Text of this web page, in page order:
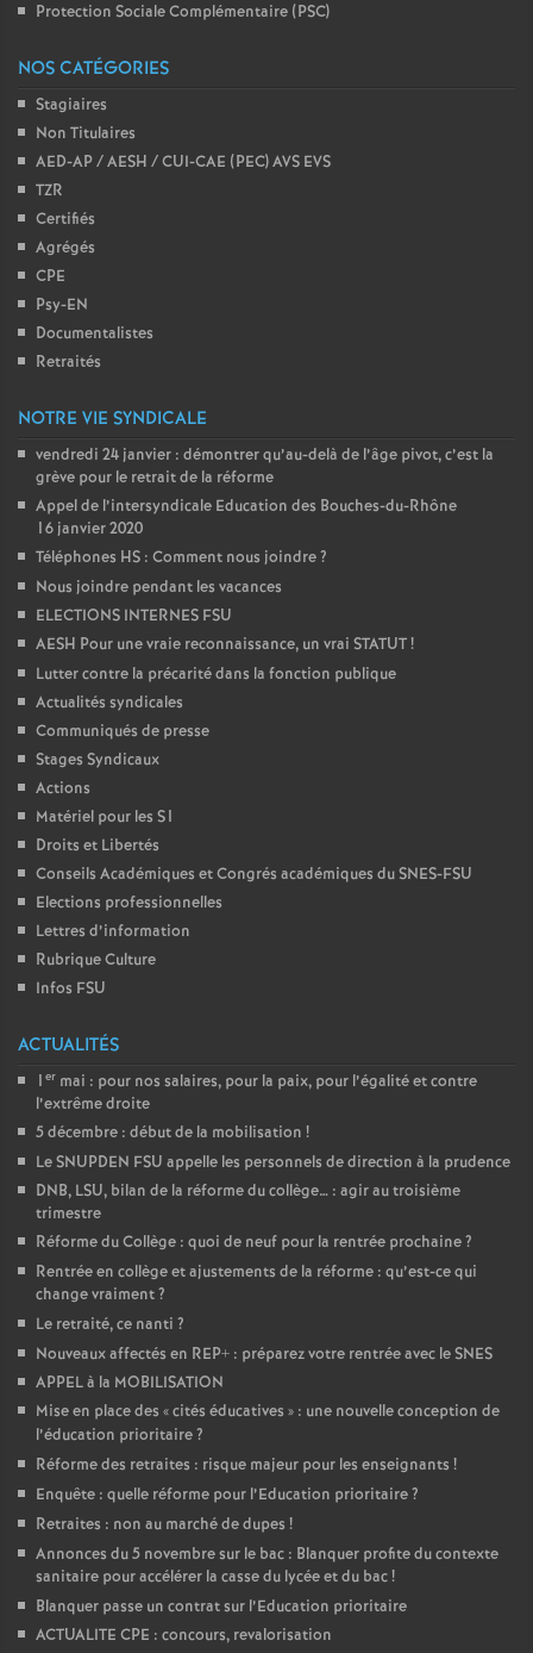
Protection Sociale Complémentaire (PSC)
NOS CATÉGORIES
Stagiaires
Non Titulaires
AED-AP / AESH / CUI-CAE (PEC) AVS EVS
TZR
Certifiés
Agrégés
CPE
Psy-EN
Documentalistes
Retraités
NOTRE VIE SYNDICALE
vendredi 24 janvier : démontrer qu’au-delà de l’âge pivot, c’est la
grève pour le retrait de la réforme
Appel de l’intersyndicale Education des Bouches-du-Rhône
16 janvier 2020
Téléphones HS : Comment nous joindre?
Nous joindre pendant les vacances
ELECTIONS INTERNES FSU
AESH Pour une vraie reconnaissance, un vrai STATUT!
Lutter contre la précarité dans la fonction publique
Actualités syndicales
Communiqués de presse
Stages Syndicaux
Actions
Matériel pour les S1
Droits et Libertés
Conseils Académiques et Congrés académiques du SNES-FSU
Elections professionnelles
Lettres d’information
Rubrique Culture
Infos FSU
ACTUALITÉS
1 er mai : pour nos salaires, pour la paix, pour l’égalité et contre
l’extrême droite
5 décembre : début de la mobilisation !
Le SNUPDEN FSU appelle les personnels de direction à la prudence
DNB, LSU, bilan de la réforme du collège… : agir au troisième
trimestre
Réforme du Collège : quoi de neuf pour la rentrée prochaine?
Rentrée en collège et ajustements de la réforme : qu’est-ce qui
change vraiment?
Le retraité, ce nanti ?
Nouveaux affectés en REP+ : préparez votre rentrée avec le SNES
APPEL à la MOBILISATION
Mise en place des «cités éducatives » : une nouvelle conception de
l’éducation prioritaire?
Réforme des retraites : risque majeur pour les enseignants !
Enquête : quelle réforme pour l’Education prioritaire?
Retraites : non au marché de dupes !
Annonces du 5 novembre sur le bac : Blanquer profite du contexte
sanitaire pour accélérer la casse du lycée et du bac!
Blanquer passe un contrat sur l’Education prioritaire
ACTUALITE CPE : concours, revalorisation